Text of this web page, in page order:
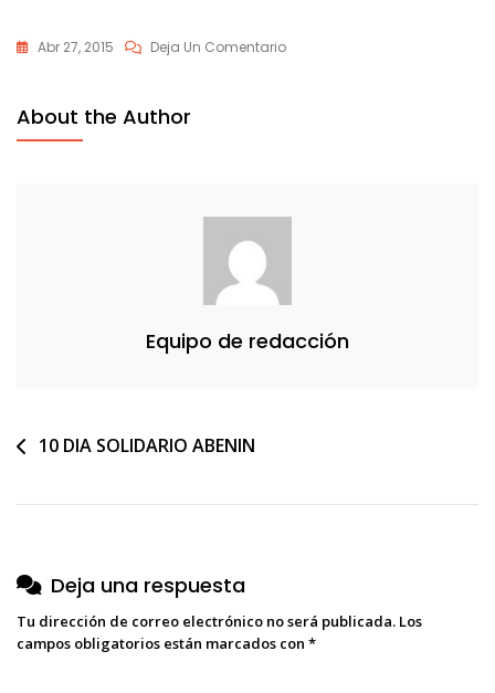
Abr 27, 2015 Deja Un ComentarioEn
About the Author
Equipo de redacción
Navegación
entradas
10 DIA SOLIDARIO ABENIN
Deja una respuesta
Tu dirección de correo electrónico no será publicada. Los
campos obligatorios están marcados con *